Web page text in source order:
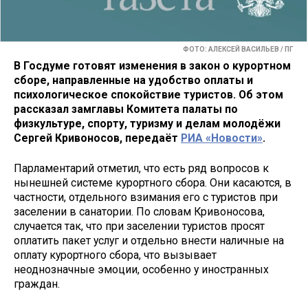
ФОТО: АЛЕКСЕЙ ВАСИЛЬЕВ / ПГ
В Госдуме готовят изменения в закон о курортном
сборе, направленные на удобство оплаты и
психологическое спокойствие туристов. Об этом
рассказал замглавы Комитета палаты по
физкультуре, спорту, туризму и делам молодёжи
Сергей Кривоносов, передаёт РИА «Новости».
Парламентарий отметил, что есть ряд вопросов к
нынешней системе курортного сбора. Они касаются, в
частности, отдельного взимания его с туристов при
заселении в санатории. По словам Кривоносова,
случается так, что при заселении туристов просят
оплатить пакет услуг и отдельно внести наличные на
оплату курортного сбора, что вызывает
неоднозначные эмоции, особенно у иностранных
граждан.